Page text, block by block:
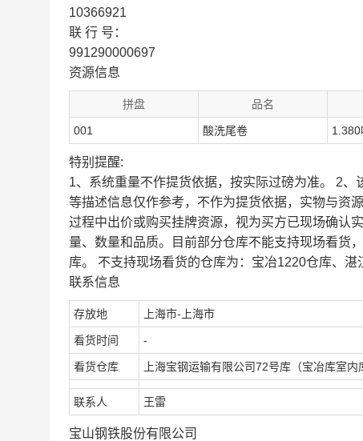
10366921
联 行 号：
991290000697
资源信息
拼盘 品名
001 酸洗尾卷 1.380
特别提醒:
1、系统重量不作提货依据，按实际过磅为准。 2
等描述信息仅作参考，不作为提货依据，实物与资
过程中出价或购买挂牌资源，视为买方已现场确认
量、数量和品质。目前部分仓库不能支持现场看货
库。 不支持现场看货的仓库为：宝冶1220仓库、湛
联系信息
存放地 上海市-上海市
看货时间 -
看货仓库 上海宝钢运输有限公司72号库（宝冶库室内
联系人 王雷
宝山钢铁股份有限公司